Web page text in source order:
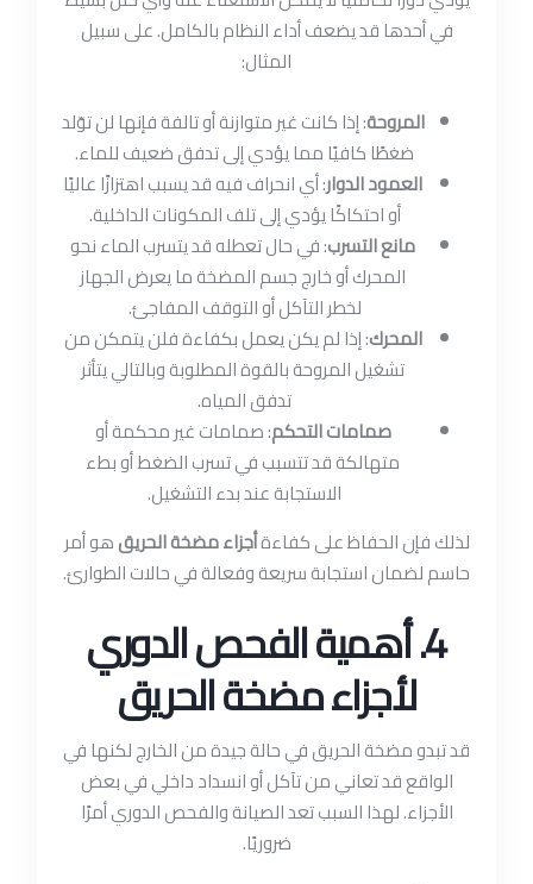
في أحدها قد يضعف أداء النظام بالكامل. على سبيل
المثال:
المروحة: إذا كانت غير متوازنة أو تالفة فإنها لن توّلد
ضغطًا كافيًا مما يؤدي إلى تدفق ضعيف للماء.
العمود الدوار: أي انحراف فيه قد يسبب اهتزازًا عاليًا
أو احتكاكًا يؤدي إلى تلف المكونات الداخلية.
مانع التسرب: في حال تعطله قد يتسرب الماء نحو
المحرك أو خارج جسم المضخة ما يعرض الجهاز
لخطر التآكل أو التوقف المفاجئ.
المحرك: إذا لم يكن يعمل بكفاءة فلن يتمكن من
تشغيل المروحة بالقوة المطلوبة وبالتالي يتأثر
تدفق المياه.
صمامات التحكم: صمامات غير محكمة أو
متهالكة قد تتسبب في تسرب الضغط أو بطء
الاستجابة عند بدء التشغيل.
لذلك فإن الحفاظ على كفاءةأجزاء مضخة الحريقهو أمر
حاسم لضمان استجابة سريعة وفعالة في حالات الطوارئ.
4. أهمية الفحص الدوري
لأجزاء مضخة الحريق
قد تبدو مضخة الحريق في حالة جيدة من الخارج لكنها في
الواقع قد تعاني من تآكل أو انسداد داخلي في بعض
الأجزاء. لهذا السبب تعد الصيانة والفحص الدوري أمرًا
ضروريًا.